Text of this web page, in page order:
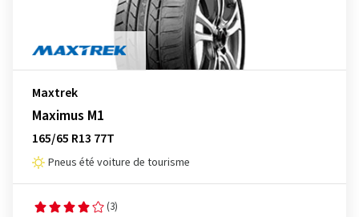
Maxtrek
Maximus M1
165/65 R13 77T
Pneus été voiture de tourisme
(3)